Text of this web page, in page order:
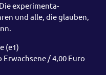
experimenta-
und alle, die glauben,
(e1)
Erwachsene / 4,00 Euro